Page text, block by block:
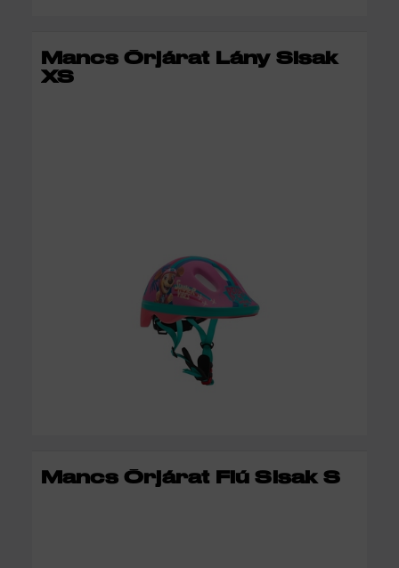
KOSÁRBA
Mancs Őrjárat Lány Sisak
XS
KOSÁRBA
Mancs Őrjárat Fiú Sisak S